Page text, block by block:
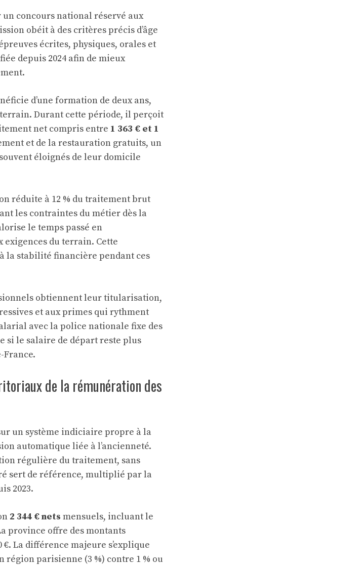
un concours national réservé aux
obéit à des critères précis d’âge
écrites, physiques, orales et
depuis 2024 afin de mieux
d’une formation de deux ans,
Durant cette période, il perçoit
net compris entre 1 363 € et 1
et de la restauration gratuits, un
éloignés de leur domicile
réduite à 12 % du traitement brut
les contraintes du métier dès la
le temps passé en
exigences du terrain. Cette
la stabilité financière pendant ces
obtiennent leur titularisation,
et aux primes qui rythment
avec la police nationale fixe des
si le salaire de départ reste plus
France.
de la rémunération des
un système indiciaire propre à la
automatique liée à l’ancienneté.
régulière du traitement, sans
sert de référence, multiplié par la
2023.
2 344 € nets mensuels, incluant le
province offre des montants
La différence majeure s’explique
région parisienne (3 %) contre 1 % ou